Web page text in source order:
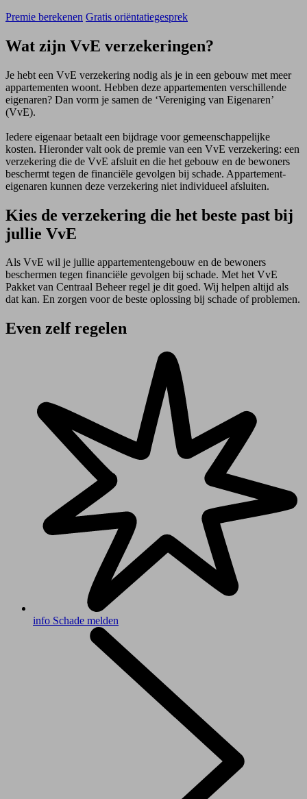
Premie berekenen Gratis oriëntatiegesprek
Wat zijn VvE verzekeringen?
Je hebt een VvE verzekering nodig als je in een gebouw met meer
appartementen woont. Hebben deze appartementen verschillende
eigenaren? Dan vorm je samen de ‘Vereniging van Eigenaren’
(VvE).
Iedere eigenaar betaalt een bijdrage voor gemeenschappelijke
kosten. Hieronder valt ook de premie van een VvE verzekering: een
verzekering die de VvE afsluit en die het gebouw en de bewoners
beschermt tegen de financiële gevolgen bij schade. Appartement­
eigenaren kunnen deze verzekering niet individueel afsluiten.
Kies de verzekering die het beste past bij
jullie VvE
Als VvE wil je jullie appartementengebouw en de bewoners
beschermen tegen financiële gevolgen bij schade. Met het VvE
Pakket van Centraal Beheer regel je dit goed. Wij helpen altijd als
dat kan. En zorgen voor de beste oplossing bij schade of problemen.
Even zelf regelen
info Schade melden